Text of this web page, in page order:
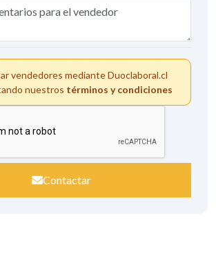
vendedores mediante Duoclaboral.cl
nuestros términos y condiciones
Contactar